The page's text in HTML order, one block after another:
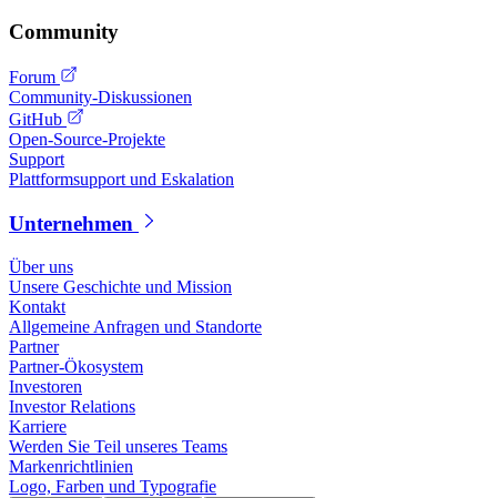
Community
Forum
Community-Diskussionen
GitHub
Open-Source-Projekte
Support
Plattformsupport und Eskalation
Unternehmen
Über uns
Unsere Geschichte und Mission
Kontakt
Allgemeine Anfragen und Standorte
Partner
Partner-Ökosystem
Investoren
Investor Relations
Karriere
Werden Sie Teil unseres Teams
Markenrichtlinien
Logo, Farben und Typografie